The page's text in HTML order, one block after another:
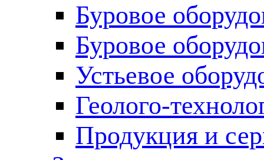
Буровое
Буровое
Устьевое
Геолого-
Продукция и